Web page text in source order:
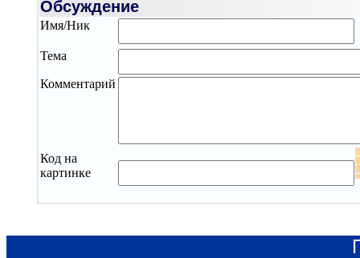
Обсуждение
Имя/Ник
Тема
Комментарий
Код на
картинке